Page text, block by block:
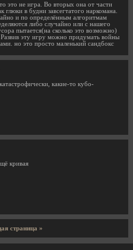
это не игра. Во вторых она от части
глюки в будни завсегтатого наркомана.
и по определённым алгоритмам
либо случайно или с нашего
пытается(на сколько это возможно)
Развив эту игру можно придумать войны
но это просто маленький сандбокс
какие-то кубо-
кривая
страница »